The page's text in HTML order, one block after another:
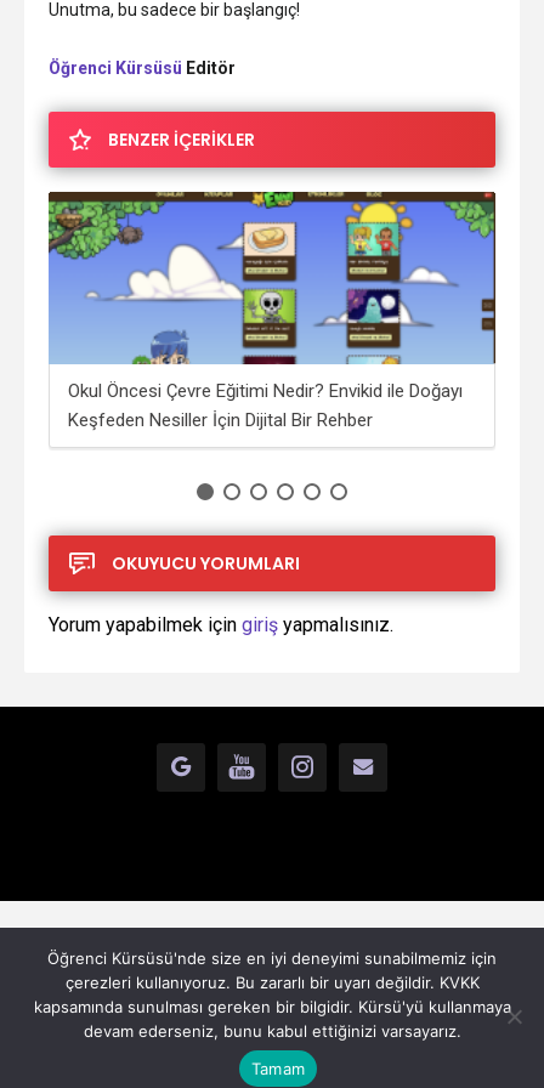
Unutma, bu sadece bir başlangıç!
Öğrenci Kürsüsü Editör
BENZER İÇERİKLER
Okul Öncesi Çevre Eğitimi Nedir? Envikid ile Doğayı
Keşfeden Nesiller İçin Dijital Bir Rehber
OKUYUCU YORUMLARI
Yorum yapabilmek için giriş yapmalısınız.
Öğrenci Kürsüsü'nde size en iyi deneyimi sunabilmemiz için
çerezleri kullanıyoruz. Bu zararlı bir uyarı değildir. KVKK
kapsamında sunulması gereken bir bilgidir. Kürsü'yü kullanmaya
devam ederseniz, bunu kabul ettiğinizi varsayarız.
Tamam